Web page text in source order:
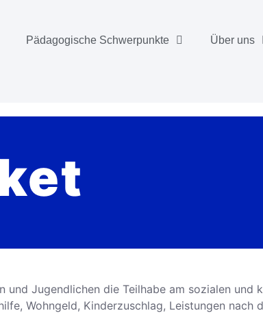
Pädagogische Schwerpunkte Über uns
Jugendlichen die Teilhabe am sozialen
Wohngeld, Kinderzuschlag, Leistungen nach